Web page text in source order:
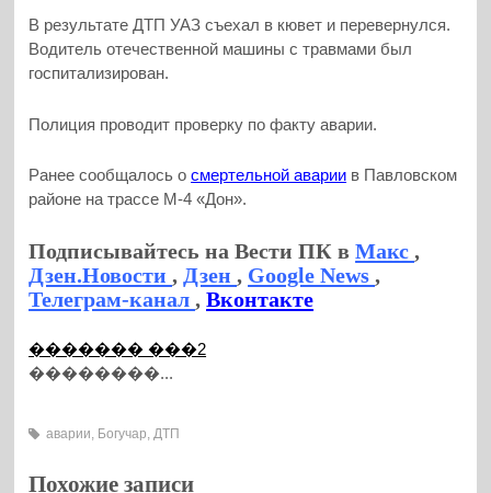
В результате ДТП УАЗ съехал в кювет и перевернулся.
Водитель отечественной машины с травмами был
госпитализирован.
Полиция проводит проверку по факту аварии.
Ранее сообщалось осмертельной аварии в Павловском
районе на трассе М-4 «Дон».
Подписывайтесь на Вести ПК вМакс,
Дзен.Новости, Дзен, Google News,
Телеграм-канал,Вконтакте
������� ���2
��������...
аварии Богучар ДТП
Похожие записи